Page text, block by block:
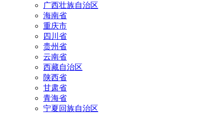
广西壮族自治区
海南省
重庆市
四川省
贵州省
云南省
西藏自治区
陕西省
甘肃省
青海省
宁夏回族自治区